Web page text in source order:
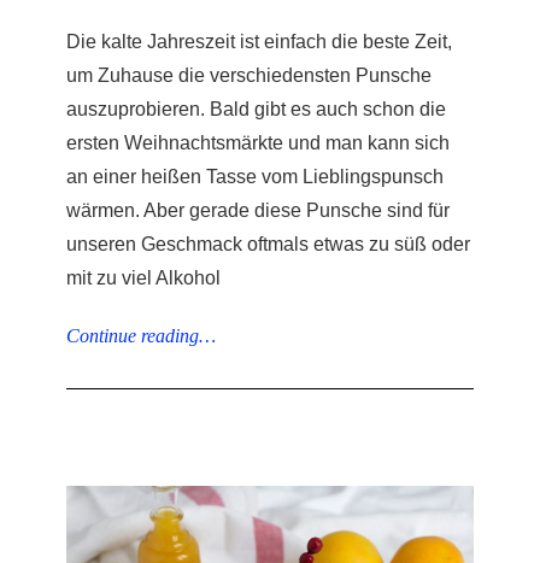
Die kalte Jahreszeit ist einfach die beste Zeit,
um Zuhause die verschiedensten Punsche
auszuprobieren. Bald gibt es auch schon die
ersten Weihnachtsmärkte und man kann sich
an einer heißen Tasse vom Lieblingspunsch
wärmen. Aber gerade diese Punsche sind für
unseren Geschmack oftmals etwas zu süß oder
mit zu viel Alkohol
Continue reading…